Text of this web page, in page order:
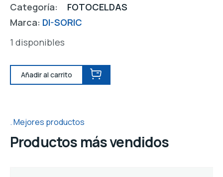
Categoría:
FOTOCELDAS
Marca: DI-SORIC
1 disponibles
Añadir al carrito
Mejores productos
Productos más vendidos